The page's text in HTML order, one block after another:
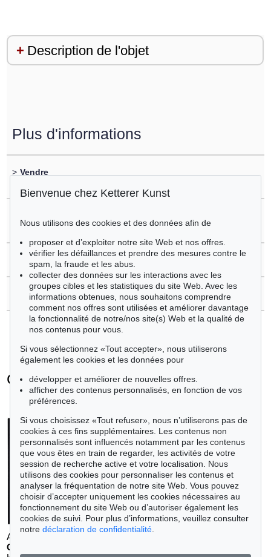
Description de l'objet
Plus d'informations
> Vendre
Günter Fruhtrunk
Questions sur l´achat
Contacter l'expert
Günter Fruhtrunk - Objets vendus
toutes les offres
Auction 540 - Lot 35
GÜNTER FRUHTRUNK
Bienvenue chez Ketterer Kunst
Nous utilisons des cookies et des données afin de
proposer et d’exploiter notre site Web et nos offres.
vérifier les défaillances et prendre des mesures contre le
spam, la fraude et les abus.
collecter des données sur les interactions avec les
groupes cibles et les statistiques du site Web. Avec les
informations obtenues, nous souhaitons comprendre
comment nos offres sont utilisées et améliorer davantage
la fonctionnalité de notre/nos site(s) Web et la qualité de
nos contenus pour vous.
Si vous sélectionnez «Tout accepter», nous utiliserons
également les cookies et les données pour
développer et améliorer de nouvelles offres.
afficher des contenus personnalisés, en fonction de vos
préférences.
Si vous choisissez «Tout refuser», nous n’utiliserons pas de
cookies à ces fins supplémentaires. Les contenus non
personnalisés sont influencés notamment par les contenus
que vous êtes en train de regarder, les activités de votre
session de recherche active et votre localisation. Nous
utilisons des cookies pour personnaliser les contenus et
analyser la fréquentation de notre site Web. Vous pouvez
choisir d’accepter uniquement les cookies nécessaires au
fonctionnement du site Web ou d’autoriser également les
cookies de suivi. Pour plus d’informations, veuillez consulter
notre déclaration de confidentialité